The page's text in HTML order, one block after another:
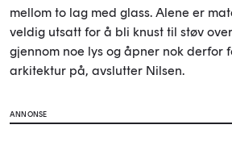
mellom to lag med glass. Alene er
veldig utsatt for å bli knust til støv
gjennom noe lys og åpner nok derfor
arkitektur på, avslutter Nilsen.
ANNONSE